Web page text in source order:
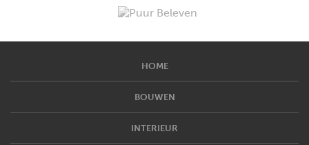
HOME
BOUWEN
INTERIEUR